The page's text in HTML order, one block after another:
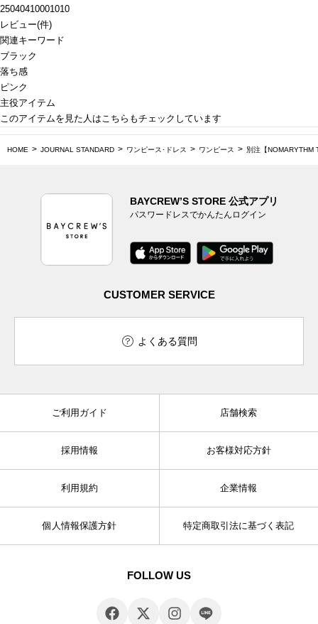
25040410001010
レビュー(件)
関連キーワード
ブラック
落ち感
ピンク
主役アイテム
このアイテムを見た人はこちらもチェックしています
HOME JOURNAL STANDARD ワンピース･ドレス ワンピース 別注【NOMARYTHM
BAYCREW’S STORE 公式アプリ
パスワードレスでかんたんログイン
CUSTOMER SERVICE
よくある質問
ご利用ガイド 店舗検索
採用情報 お客様対応方針
利用規約 企業情報
個人情報保護方針 特定商取引法に基づく表記
FOLLOW US